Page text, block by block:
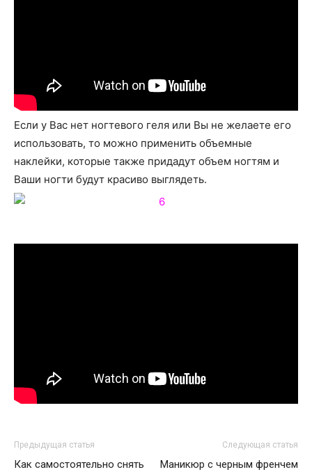
Если у Вас нет ногтевого геля или Вы не желаете его
использовать, то можно применить объемные
наклейки, которые также придадут объем ногтям и
Ваши ногти будут красиво выглядеть.
Предыдущая статья
Как самостоятельно снять
Следующая статья
Маникюр с черным френчем